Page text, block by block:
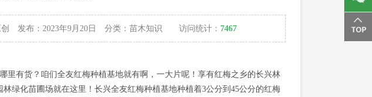
发布：2023年9月20日 分类： 苗木知识 访问统计： 7467
哪里有货？咱们全友红梅种植基地就有啊，一大片呢！享有红梅之乡的长兴林
绿化苗圃场就在这里！长兴全友红梅种植基地种植着3公分到45公分的红梅